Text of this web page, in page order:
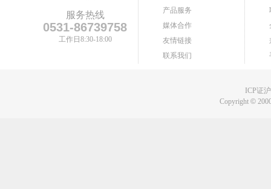
服务热线
0531-86739758
工作日8:30-18:00
产品服务
媒体合作
友情链接
联系我们
ICP证
Copyright©